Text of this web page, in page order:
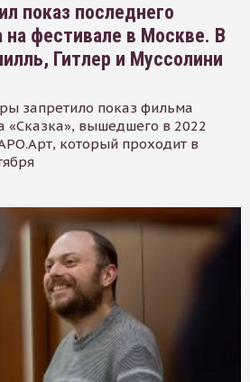
показ последнего
фестивале в Москве. В
Гитлер и Муссолини
запретило показ фильма
«Сказка», вышедшего в 2022
который проходит в